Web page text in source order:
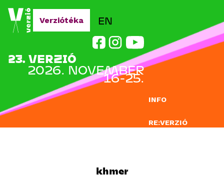
Jump to navigation
INFO
RE:VERZIÓ
EN
23. VERZIÓ
2026. NOVEMBER
16-25.
Verziótéka
khmer